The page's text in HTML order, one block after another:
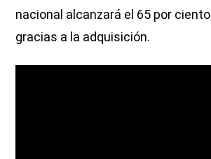
nacional alcanzará el 65 por
gracias a la adquisición.